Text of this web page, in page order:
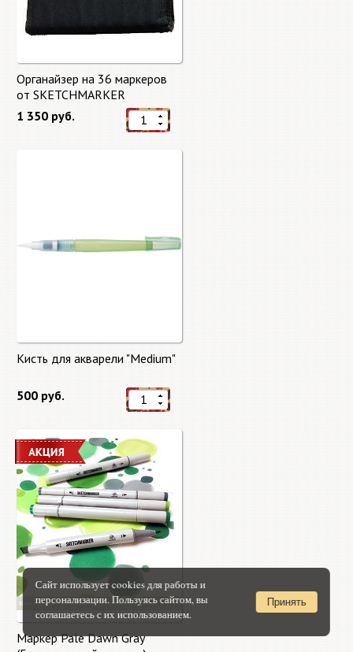
Органайзер на 36 маркеров
от SKETCHMARKER
1 350 руб.
Кисть для акварели "Medium"
500 руб.
Маркер Pale Dawn Gray
Сайт использует cookies для работы и
персонализации. Пользуясь сайтом, вы
соглашаетесь с их использованием.
Принять